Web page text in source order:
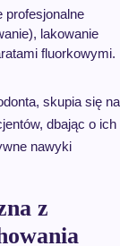
profesjonalne
lakowanie
fluorkowymi.
skupia się na
dbając o ich
nawyki
z